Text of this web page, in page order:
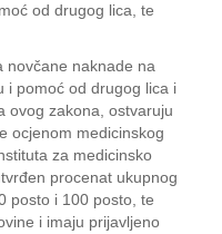
od drugog lica, te
novčane naknade na
i pomoć od drugog lica i
ovog zakona, ostvaruju
ocjenom medicinskog
za medicinsko
procenat ukupnog
posto i 100 posto, te
i imaju prijavljeno